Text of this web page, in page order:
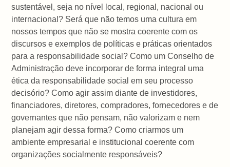
sustentável, seja no nível local, regional, nacional ou
internacional? Será que não temos uma cultura em
nossos tempos que não se mostra coerente com os
discursos e exemplos de políticas e práticas orientados
para a responsabilidade social? Como um Conselho de
Administração deve incorporar de forma integral uma
ética da responsabilidade social em seu processo
decisório? Como agir assim diante de investidores,
financiadores, diretores, compradores, fornecedores e de
governantes que não pensam, não valorizam e nem
planejam agir dessa forma? Como criarmos um
ambiente empresarial e institucional coerente com
organizações socialmente responsáveis?